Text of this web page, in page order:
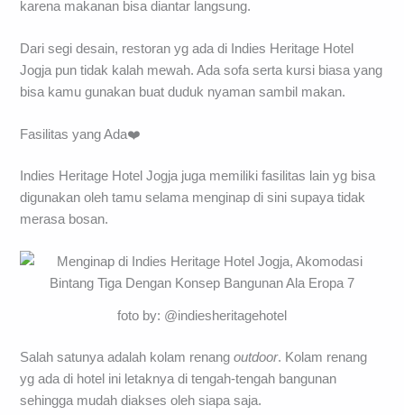
karena makanan bisa diantar langsung.
Dari segi desain, restoran yg ada di Indies Heritage Hotel
Jogja pun tidak kalah mewah. Ada sofa serta kursi biasa yang
bisa kamu gunakan buat duduk nyaman sambil makan.
Fasilitas yang Ada❤️
Indies Heritage Hotel Jogja juga memiliki fasilitas lain yg bisa
digunakan oleh tamu selama menginap di sini supaya tidak
merasa bosan.
foto by: @indiesheritagehotel
Salah satunya adalah kolam renangoutdoor. Kolam renang
yg ada di hotel ini letaknya di tengah-tengah bangunan
sehingga mudah diakses oleh siapa saja.